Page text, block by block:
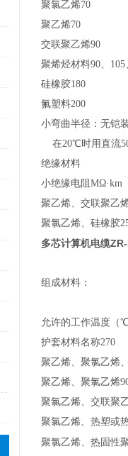
聚氯乙烯70
聚乙烯70
交联聚乙烯90
聚烯烃材料90、105
硅橡胶180
氟塑料200
小弯曲半径：无铠
在20℃时用直流
绝缘材料
小绝缘电阻MΩ·km
聚乙烯、交联聚乙
聚氯乙烯、硅橡胶
多芯计算机电缆
组成材料：
允许的工作温度（
护套材料名称270
聚乙烯、聚氯乙烯
聚乙烯、聚氯乙烯
聚氯乙烯、交联聚
聚氯乙烯、热塑或
聚氯乙烯、热固性